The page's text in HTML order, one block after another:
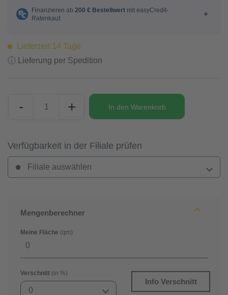
Lieferzeit 14 Tage
ⓘ Lieferung per Spedition
- + In den Warenkorb
Verfügbarkeit in der Filiale prüfen
Filiale auswählen
Mengenberechner
Meine Fläche (qm)
Verschnitt (in %)
0
Info Verschnitt